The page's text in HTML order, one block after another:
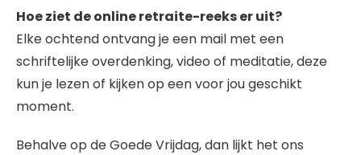
Hoe ziet de online retraite-reeks er uit?
Elke ochtend ontvang je een mail met een
schriftelijke overdenking, video of meditatie, deze
kun je lezen of kijken op een voor jou geschikt
moment.
Behalve op de Goede Vrijdag, dan lijkt het ons